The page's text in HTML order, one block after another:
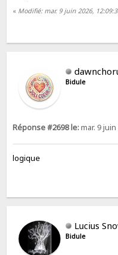
« Modifié: mar. 9 juin 2026,
Bidule
Réponse #2698 le:mar. 9 juin
logique
Lucius
Bidule